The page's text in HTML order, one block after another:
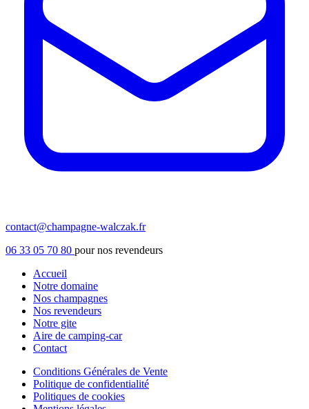
contact@champagne-walczak.fr
06 33 05 70 80 pour nos revendeurs
Accueil
Notre domaine
Nos champagnes
Nos revendeurs
Notre gite
Aire de camping-car
Contact
Conditions Générales de Vente
Politique de confidentialité
Politiques de cookies